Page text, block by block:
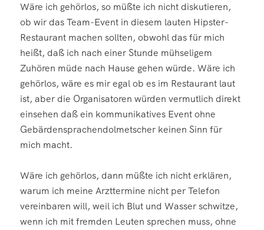
Wäre ich gehörlos, so müßte ich nicht diskutieren,
ob wir das Team-Event in diesem lauten Hipster-
Restaurant machen sollten, obwohl das für mich
heißt, daß ich nach einer Stunde mühseligem
Zuhören müde nach Hause gehen würde. Wäre ich
gehörlos, wäre es mir egal ob es im Restaurant laut
ist, aber die Organisatoren würden vermutlich direkt
einsehen daß ein kommunikatives Event ohne
Gebärdensprachendolmetscher keinen Sinn für
mich macht.
Wäre ich gehörlos, dann müßte ich nicht erklären,
warum ich meine Arzttermine nicht per Telefon
vereinbaren will, weil ich Blut und Wasser schwitze,
wenn ich mit fremden Leuten sprechen muss, ohne